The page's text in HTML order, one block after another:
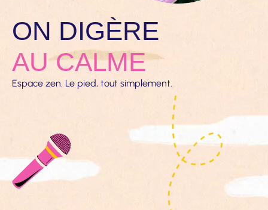
ON DIGÈRE
AU CALME
Espace zen. Le pied, tout simplement.